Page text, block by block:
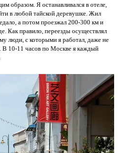
образом. Я останавливался в отеле,
в любой тайской деревушке. Жил
а потом проезжал 200-300 км и
Как правило, переезды осуществлял
люди, с которыми я работал, даже не
В 10-11 часов по Москве я каждый